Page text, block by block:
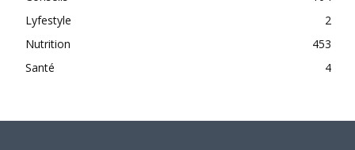
Lyfestyle
2
Nutrition
453
Santé
4